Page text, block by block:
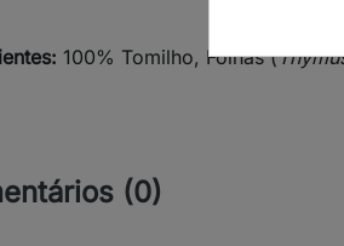
100% Tomilho, Folhas (
(0)